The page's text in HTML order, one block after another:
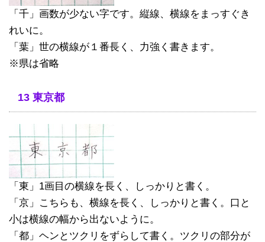
「千」画数が少ない字です。縦線、横線をまっすぐき
れいに。
「葉」世の横線が１番長く、力強く書きます。
※県は省略
13 東京都
「東」1画目の横線を長く、しっかりと書く。
「京」こちらも、横線を長く、しっかりと書く。口と
小は横線の幅から出ないように。
「都」ヘンとツクリをずらして書く。ツクリの部分が